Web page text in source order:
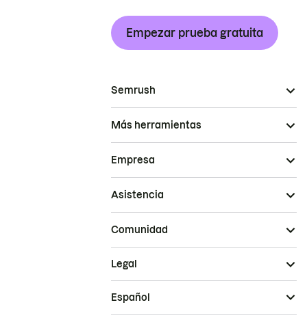
Empezar prueba gratuita
Semrush
Más herramientas
Empresa
Asistencia
Comunidad
Legal
Español